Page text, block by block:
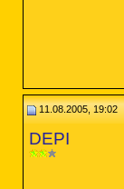
11.08.2005, 19:02
DEPI